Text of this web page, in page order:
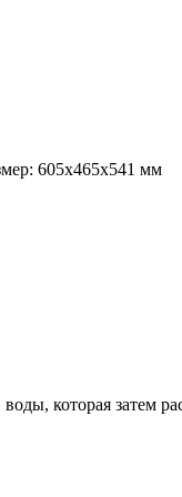
605х465х541 мм
которая затем